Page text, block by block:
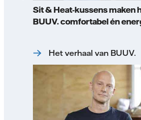
Sit & Heat-kussens maken
BUUV. comfortabel én
Het verhaal van BUUV.